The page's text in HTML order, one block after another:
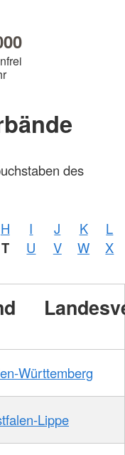
des
H I J K
L
T U V W
X
Württemberg
Lippe